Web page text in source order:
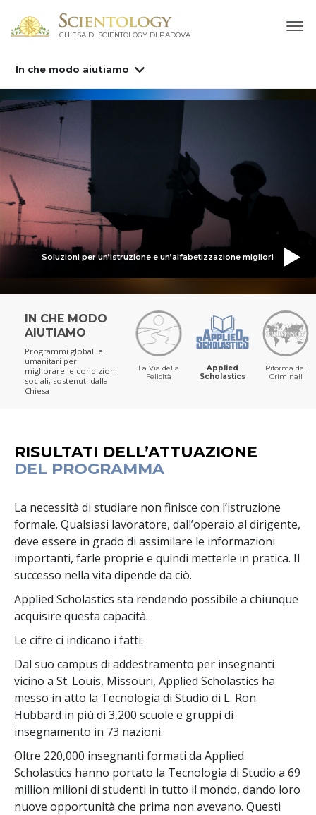
CHIESA DI SCIENTOLOGY DI PADOVA
In che modo aiutiamo
Soluzioni per un’istruzione e un’alfabetizzazione migliori
IN CHE MODO
AIUTIAMO
Programmi globali e
umanitari per
migliorare le condizioni
sociali, sostenuti dalla
Chiesa
La Via della
Felicità
Applied
Scholastics
Riforma dei
Criminali
RISULTATI DELL’ATTUAZIONE
DEL PROGRAMMA
La necessità di studiare non finisce con l’istruzione
formale. Qualsiasi lavoratore, dall’operaio al dirigente,
deve essere in grado di assimilare le informazioni
importanti, farle proprie e quindi metterle in pratica. Il
successo nella vita dipende da ciò.
Applied Scholastics sta rendendo possibile a chiunque
acquisire questa capacità.
Le cifre ci indicano i fatti:
Dal suo campus di addestramento per insegnanti
vicino a St. Louis, Missouri, Applied Scholastics ha
messo in atto la Tecnologia di Studio di L. Ron
Hubbard in più di 3,200 scuole e gruppi di
insegnamento in 73 nazioni.
Oltre 220,000 insegnanti formati da Applied
Scholastics hanno portato la Tecnologia di Studio a 69
million milioni di studenti in tutto il mondo, dando loro
nuove opportunità che prima non avevano. Questi